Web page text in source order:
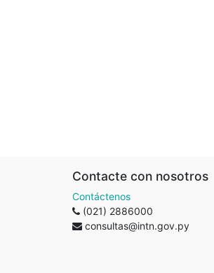
Contacte con nosotros
Contáctenos
(021) 2886000
consultas@intn.gov.py